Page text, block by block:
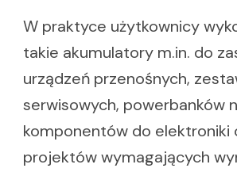
W praktyce użytkownicy
takie akumulatory m.in. do
urządzeń przenośnych,
serwisowych, powerbanków
komponentów do elektroniki
projektów wymagających